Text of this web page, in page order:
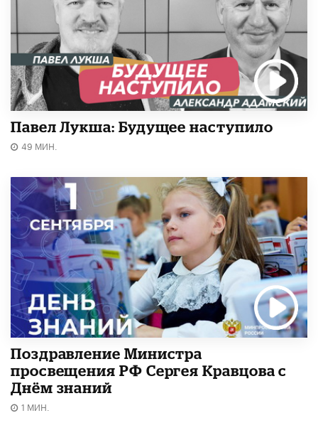
Павел Лукша: Будущее наступило
49 МИН.
Поздравление Министра
просвещения РФ Сергея Кравцова с
Днём знаний
1 МИН.